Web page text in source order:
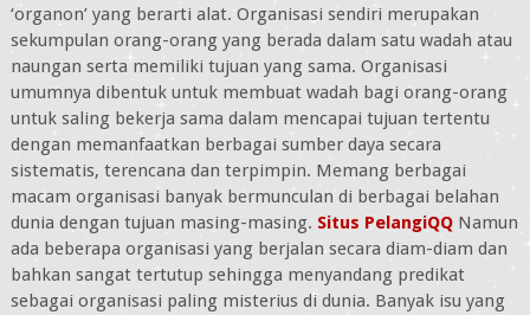
‘organon’ yang berarti alat. Organisasi sendiri merupakan
sekumpulan orang-orang yang berada dalam satu wadah atau
naungan serta memiliki tujuan yang sama. Organisasi
umumnya dibentuk untuk membuat wadah bagi orang-orang
untuk saling bekerja sama dalam mencapai tujuan tertentu
dengan memanfaatkan berbagai sumber daya secara
sistematis, terencana dan terpimpin. Memang berbagai
macam organisasi banyak bermunculan di berbagai belahan
dunia dengan tujuan masing-masing. Situs PelangiQQNamun
ada beberapa organisasi yang berjalan secara diam-diam dan
bahkan sangat tertutup sehingga menyandang predikat
sebagai organisasi paling misterius di dunia. Banyak isu yang